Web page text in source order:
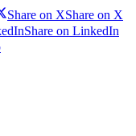
Share on XShare on X
Share on LinkedIn